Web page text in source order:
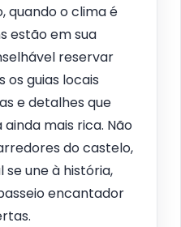
quando o clima é
estão em sua
reservar
os guias locais
e detalhes que
mais rica. Não
do castelo,
une à história,
encantador